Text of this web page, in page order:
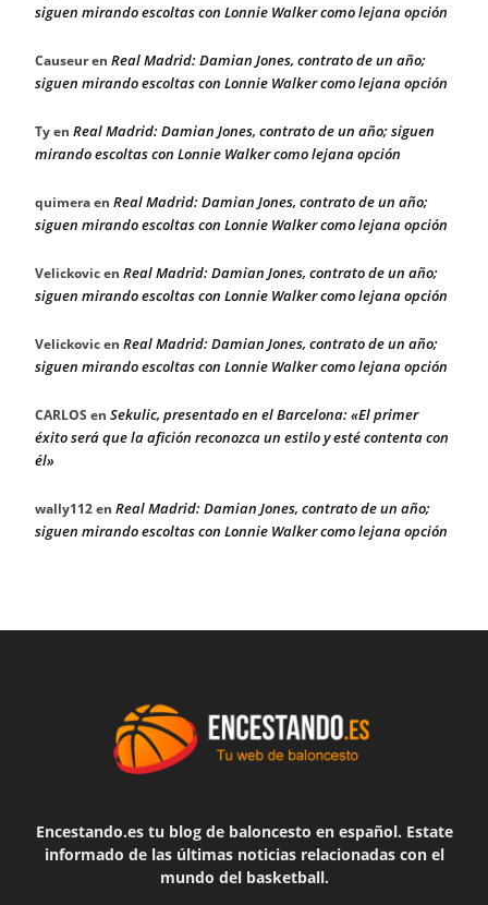
siguen mirando escoltas con Lonnie Walker como lejana opción
Causeuren Real Madrid: Damian Jones, contrato de un año;
siguen mirando escoltas con Lonnie Walker como lejana opción
Tyen Real Madrid: Damian Jones, contrato de un año; siguen
mirando escoltas con Lonnie Walker como lejana opción
quimeraen Real Madrid: Damian Jones, contrato de un año;
siguen mirando escoltas con Lonnie Walker como lejana opción
Velickovicen Real Madrid: Damian Jones, contrato de un año;
siguen mirando escoltas con Lonnie Walker como lejana opción
Velickovicen Real Madrid: Damian Jones, contrato de un año;
siguen mirando escoltas con Lonnie Walker como lejana opción
CARLOS en Sekulic, presentado en el Barcelona: «El primer
éxito será que la afición reconozca un estilo y esté contenta con
él»
wally112en Real Madrid: Damian Jones, contrato de un año;
siguen mirando escoltas con Lonnie Walker como lejana opción
Encestando.es tu blog de baloncesto en español. Estate
informado de las últimas noticias relacionadas con el
mundo del basketball.